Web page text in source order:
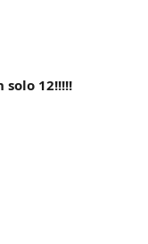
solo 12!!!!!